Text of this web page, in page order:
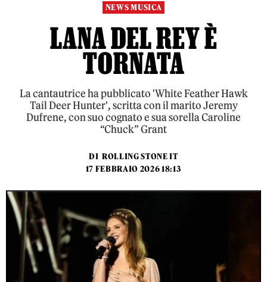
NEWS MUSICA
LANA DEL REY È
TORNATA
La cantautrice ha pubblicato 'White Feather Hawk
Tail Deer Hunter', scritta con il marito Jeremy
Dufrene, con suo cognato e sua sorella Caroline
“Chuck” Grant
DI ROLLING STONE IT
17 FEBBRAIO 2026 18:13